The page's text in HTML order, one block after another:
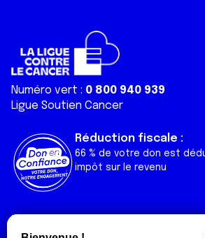
Numéro vert : 0 800 940 939
Ligue Soutien Cancer
Réduction fiscale :
66 % de votre don est
impôt sur le revenu
Liens utiles